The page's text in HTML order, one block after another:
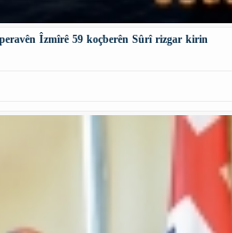
Îzmîrê 59 koçberên Sûrî rizgar kirin